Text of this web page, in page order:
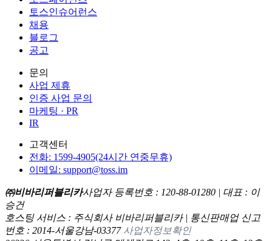
토스인슈어런스
채용
블로그
공고
문의
사업 제휴
인증 사업 문의
마케팅 · PR
IR
고객센터
전화: 1599-4905(24시간 연중무휴)
이메일: support@toss.im
㈜비바리퍼블리카사업자 등록번호 : 120-88-01280 | 대표 : 이
승건
호스팅 서비스 : 주식회사 비바리퍼블리카 | 통신판매업 신고
번호 : 2014-서울강남-03377 사업자정보확인